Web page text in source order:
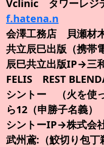
Vclinic タワーレジ
f.hatena.n
会澤工務店 貝瀬材
共立辰巳出版（携
辰巳共立出版IP→
FELIS REST
シントー （火を使
ら12（申勝子名義
シントーIP→株式
武州鳶:（鮫切り包